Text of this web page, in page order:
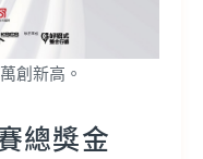
創新高。
總獎金